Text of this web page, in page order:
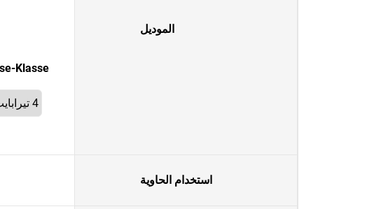
الموديل
Klasse
استخدام الحاوية